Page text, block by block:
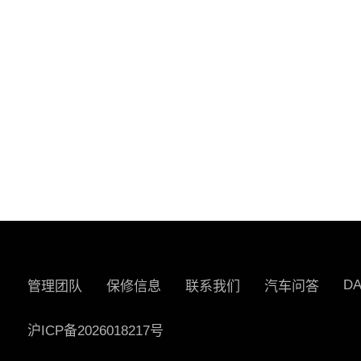
管理团队 保修信息 联系我们 汽车问答
沪ICP备2026018217号